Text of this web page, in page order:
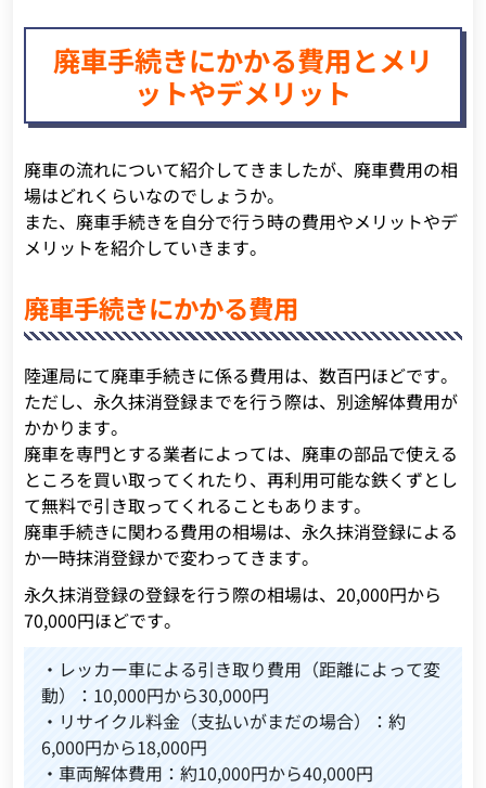
廃車手続きにかかる費用とメリ
ットやデメリット
廃車の流れについて紹介してきましたが、廃車費用の相
場はどれくらいなのでしょうか。
また、廃車手続きを自分で行う時の費用やメリットやデ
メリットを紹介していきます。
廃車手続きにかかる費用
陸運局にて廃車手続きに係る費用は、数百円ほどです。
ただし、永久抹消登録までを行う際は、別途解体費用が
かかります。
廃車を専門とする業者によっては、廃車の部品で使える
ところを買い取ってくれたり、再利用可能な鉄くずとし
て無料で引き取ってくれることもあります。
廃車手続きに関わる費用の相場は、永久抹消登録による
か一時抹消登録かで変わってきます。
永久抹消登録の登録を行う際の相場は、20,000円から
70,000円ほどです。
・レッカー車による引き取り費用（距離によって変
動）：10,000円から30,000円
・リサイクル料金（支払いがまだの場合）：約
6,000円から18,000円
・車両解体費用：約10,000円から40,000円